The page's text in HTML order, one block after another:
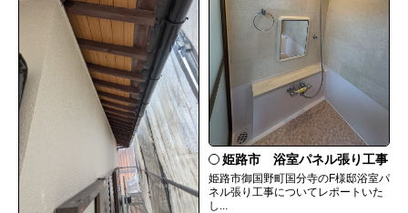
姫路市 浴室パネル張り工事
姫路市御国野町国分寺のF様邸浴室パ
ネル張り工事についてレポートいた
し...